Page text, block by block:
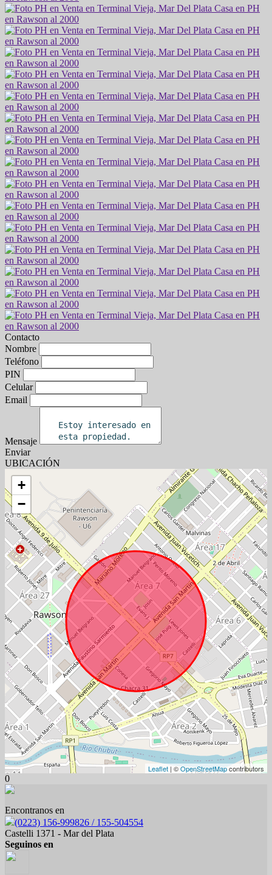
Contacto
Nombre
Teléfono
PIN
Celular
Email
Mensaje
Enviar
UBICACIÓN
+
−
Leaflet | ©OpenStreetMapcontributors
0
Encontranos en
(0223) 156-999826 / 155-504554
Castelli 1371 - Mar del Plata
Seguinos en